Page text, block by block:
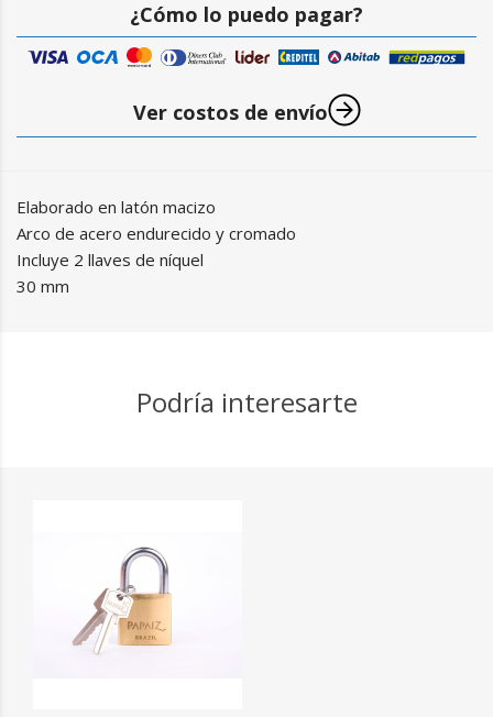
¿Cómo lo puedo pagar?
Ver costos de envío
Elaborado en latón macizo
Arco de acero endurecido y cromado
Incluye 2 llaves de níquel
30 mm
Podría interesarte